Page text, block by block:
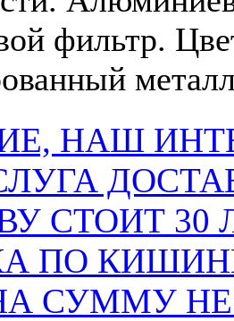
фильтр.
НАШ
СТОИТ 30
ПО
СУММУ НЕ